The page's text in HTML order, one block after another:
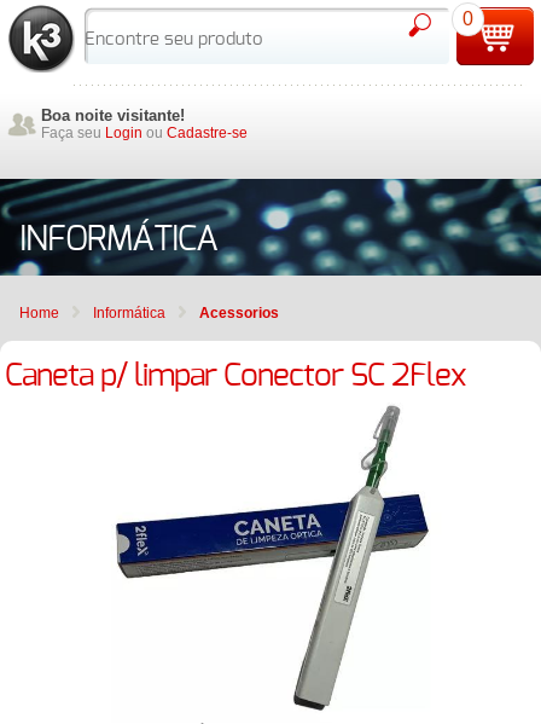
Boa noite visitante!
Faça seu Login ou Cadastre-se
0
INFORMÁTICA
Home Informática Acessorios
Caneta p/ limpar Conector SC 2Flex